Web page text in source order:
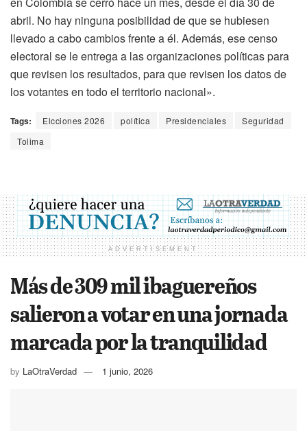
abril. No hay ninguna posibilidad de que se hubiesen
llevado a cabo cambios frente a él. Además, ese censo
electoral se le entrega a las organizaciones políticas para
que revisen los resultados, para que revisen los datos de
los votantes en todo el territorio nacional».
Tags: Elcciones 2026 política Presidenciales
Seguridad
Tolima
ADVERTISEMENT
Más de 309 mil ibaguereños
salieron a votar en una jornada
marcada por la tranquilidad
by LaOtraVerdad 1 junio, 2026